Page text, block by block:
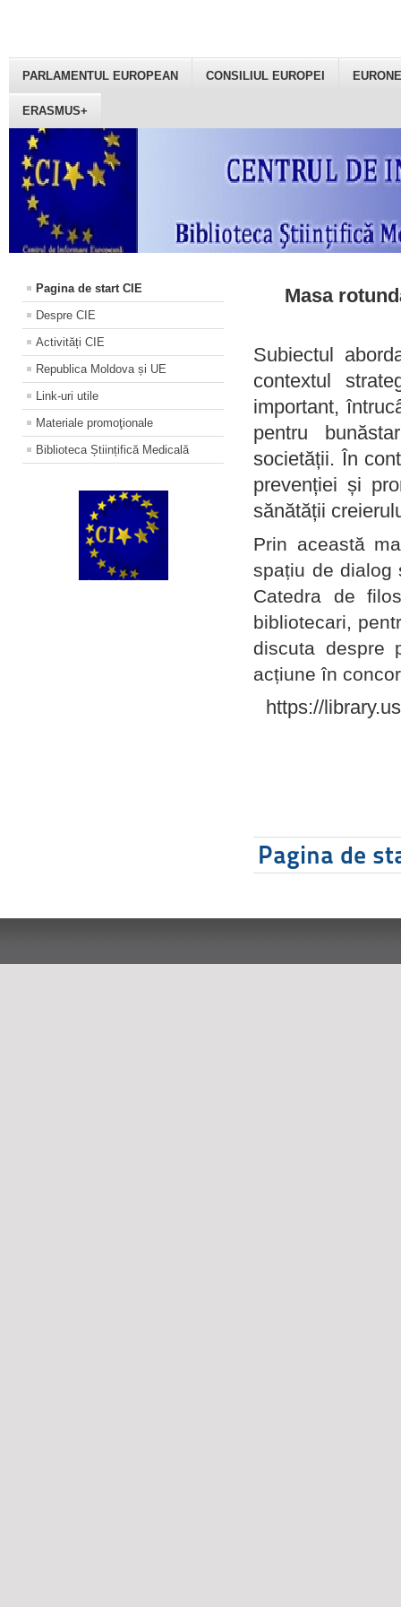
PARLAMENTUL EUROPEAN CONSILIUL EUROPEI
ERASMUS+
Pagina de start CIE
Despre CIE
Activități CIE
Republica Moldova și UE
Link-uri utile
Materiale promoţionale
Biblioteca Științifică Medicală
Masa
Subiectul
contextul
important,
pentru
societății. În
prevenției și
sănătății
Prin această
spațiu de dialog
Catedra de
bibliotecari,
discuta despre
acțiune în
https://
Pagina de